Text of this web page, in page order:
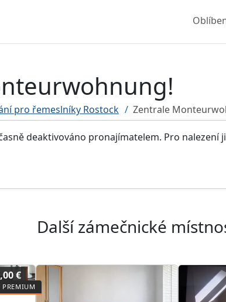
pro řemeslníky Rostock Zentrale
deaktivováno pronajímatelem. Pro
Další zámečnické
€